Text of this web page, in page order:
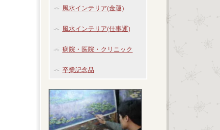
風水インテリア(金運)
風水インテリア(仕事運)
病院・医院・クリニック
卒業記念品